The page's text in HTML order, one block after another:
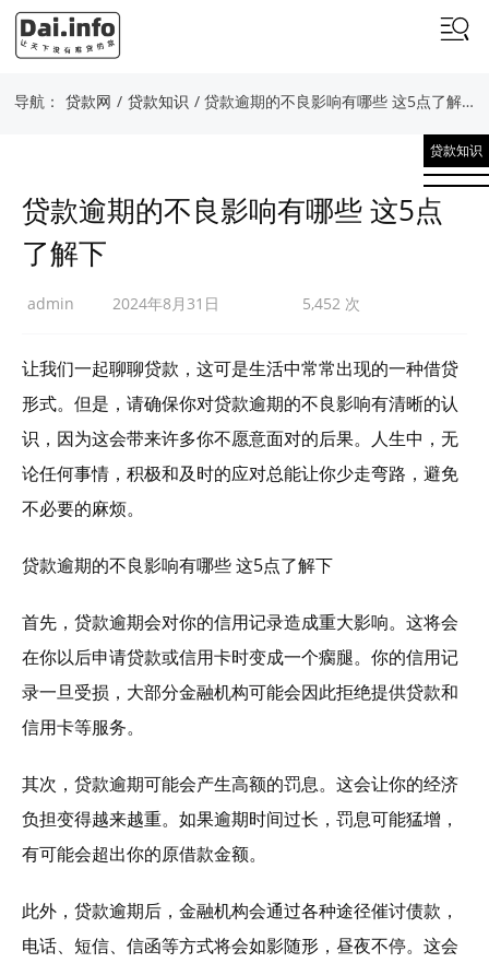
导航： 贷款网 / 贷款知识 / 贷款逾期的不良影响有哪些 这5点了解下
贷款知识
贷款逾期的不良影响有哪些 这5点
了解下
admin 2024年8月31日 5,452 次
让我们一起聊聊贷款，这可是生活中常常出现的一种借贷
形式。但是，请确保你对贷款逾期的不良影响有清晰的认
识，因为这会带来许多你不愿意面对的后果。人生中，无
论任何事情，积极和及时的应对总能让你少走弯路，避免
不必要的麻烦。
贷款逾期的不良影响有哪些 这5点了解下
首先，贷款逾期会对你的信用记录造成重大影响。这将会
在你以后申请贷款或信用卡时变成一个瘸腿。你的信用记
录一旦受损，大部分金融机构可能会因此拒绝提供贷款和
信用卡等服务。
其次，贷款逾期可能会产生高额的罚息。这会让你的经济
负担变得越来越重。如果逾期时间过长，罚息可能猛增，
有可能会超出你的原借款金额。
此外，贷款逾期后，金融机构会通过各种途径催讨债款，
电话、短信、信函等方式将会如影随形，昼夜不停。这会